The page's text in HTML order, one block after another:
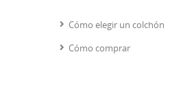
Cómo elegir un colchón
Cómo comprar